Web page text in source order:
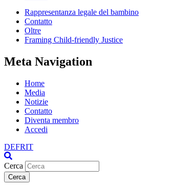
Rappresentanza legale del bambino
Contatto
Oltre
Framing Child-friendly Justice
Meta Navigation
Home
Media
Notizie
Contatto
Diventa membro
Accedi
DEFRIT
Cerca
Cerca